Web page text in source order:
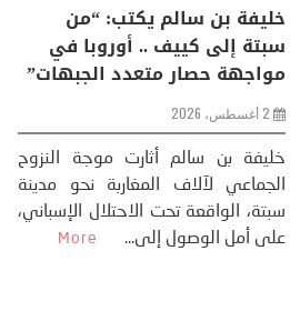
منذر بالضيافي يكتب حول:
التغيرات المناخية: اكثر من
ظاهرة طبيعية .. تحول اجتماعي
وحضاري ( مقاربة
سوسيولوجية )
23 يوليو، 2026
كتب: منذر بالضيافي بدأت قصتي مع
التغييرات المناخية ” المتطرفة”، منذ